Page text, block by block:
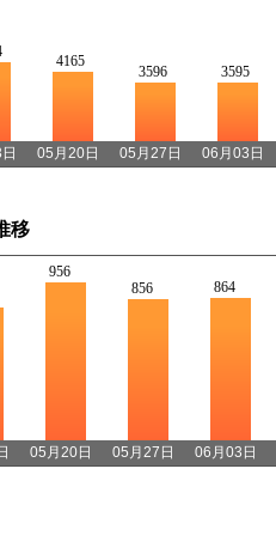
3595
3596
4165
06月03日
05月27日
05月20日
移
864
856
956
06月03日
05月27日
05月20日